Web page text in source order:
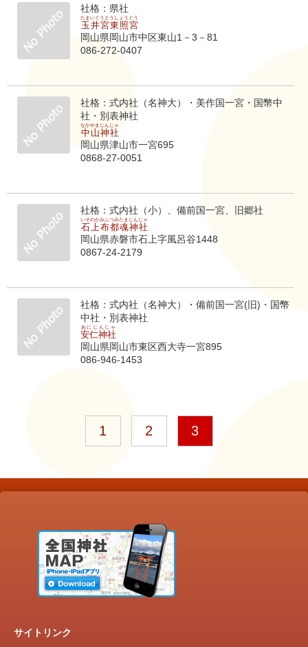
社格：県社
玉井宮東照宮
たまいぐうとうしょうぐう
岡山県岡山市中区東山1－3－81
086-272-0407
社格：式内社（名神大）・美作国一宮・国幣中
社・別表神社
中山神社
なかやまじんじゃ
岡山県津山市一宮695
0868-27-0051
社格：式内社（小）、備前国一宮、旧郷社
石上布都魂神社
いそのかみふつみたまじんじゃ
岡山県赤磐市石上字風呂谷1448
0867-24-2179
社格：式内社（名神大）・備前国一宮(旧)・国幣
中社・別表神社
安仁神社
あにじんじゃ
岡山県岡山市東区西大寺一宮895
086-946-1453
1 2 3
サイトリンク